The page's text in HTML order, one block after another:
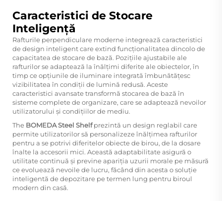
Caracteristici de Stocare
Inteligență
Rafturile perpendiculare moderne integrează caracteristici
de design inteligent care extind funcționalitatea dincolo de
capacitatea de stocare de bază. Pozițiile ajustabile ale
rafturilor se adaptează la înălțimi diferite ale obiectelor, în
timp ce opțiunile de iluminare integrată îmbunătățesc
vizibilitatea în condiții de lumină redusă. Aceste
caracteristici avansate transformă stocarea de bază în
sisteme complete de organizare, care se adaptează nevoilor
utilizatorului și condițiilor de mediu.
The BOMEDA Steel Shelfprezintă un design reglabil care
permite utilizatorilor să personalizeze înălțimea rafturilor
pentru a se potrivi diferitelor obiecte de birou, de la dosare
înalte la accesorii mici. Această adaptabilitate asigură o
utilitate continuă și previne apariția uzurii morale pe măsură
ce evoluează nevoile de lucru, făcând din acesta o soluție
inteligentă de depozitare pe termen lung pentru biroul
modern din casă.